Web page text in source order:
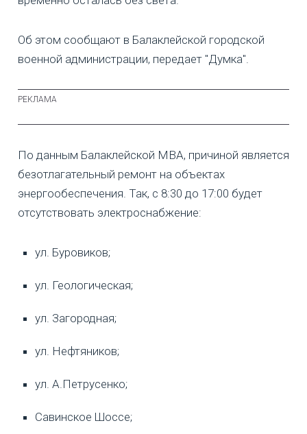
Об этом сообщают в Балаклейской городской
военной администрации, передает "Думка".
По данным Балаклейской МВА, причиной является
безотлагательный ремонт на объектах
энергообеспечения. Так, с 8:30 до 17:00 будет
отсутствовать электроснабжение:
ул. Буровиков;
ул. Геологическая;
ул. Загородная;
ул. Нефтяников;
ул. А.Петрусенко;
Савинское Шоссе;